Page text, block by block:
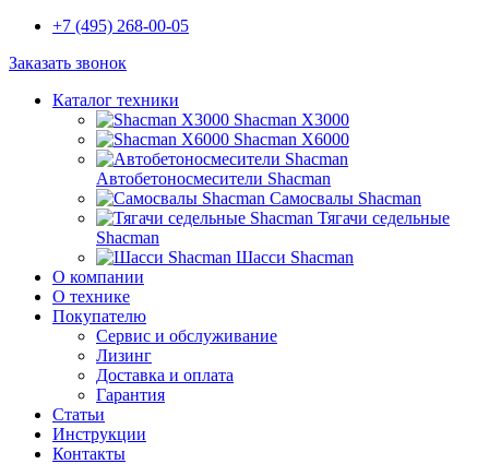
+7 (495) 268-00-05
Заказать звонок
Каталог техники
Shacman X3000
Shacman X6000
Автобетоносмесители Shacman
Самосвалы Shacman
Тягачи седельные
Shacman
Шасси Shacman
О компании
О технике
Покупателю
Сервис и обслуживание
Лизинг
Доставка и оплата
Гарантия
Статьи
Инструкции
Контакты